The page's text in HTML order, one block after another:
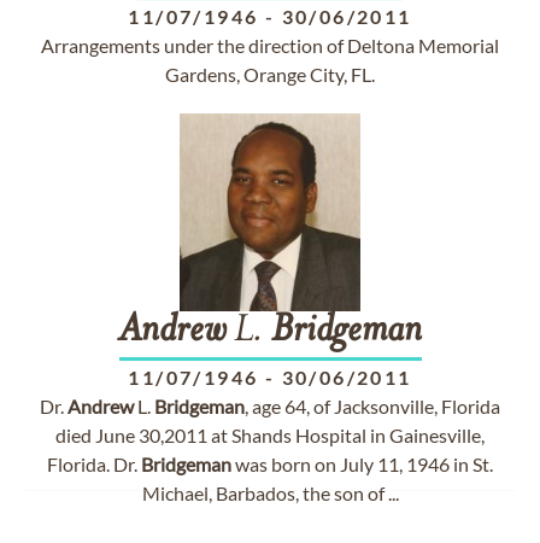
11/07/1946 - 30/06/2011
Arrangements under the direction of Deltona Memorial
Gardens, Orange City, FL.
AndrewL. Bridgeman
11/07/1946 - 30/06/2011
Dr.AndrewL. Bridgeman, age 64, of Jacksonville, Florida
died June 30,2011 at Shands Hospital in Gainesville,
Florida. Dr. Bridgemanwas born on July 11, 1946 in St.
Michael, Barbados, the son of ...